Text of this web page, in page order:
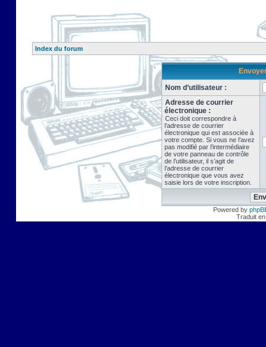
Index du forum
Nom d’utilisateur :
Adresse de courrier
électronique :
Ceci doit correspondre à
l’adresse de courrier
électronique qui est associée à
votre compte. Si vous ne l’avez
pas modifié par l’intermédiaire
de votre panneau de contrôle
de l’utilisateur, il s’agit de
l’adresse de courrier
électronique que vous avez
saisie lors de votre inscription.
Powered by
Traduit